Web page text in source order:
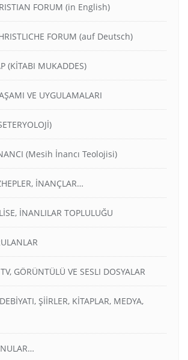
FORUM (in English)
FORUM (auf Deutsch)
(KİTABI MUKADDES)
VE UYGULAMALARI
(Mesih İnancı Teolojisi)
İNANÇLAR…
İNANLILAR TOPLULUĞU
GÖRÜNTÜLÜ VE SESLI DOSYALAR
ŞİİRLER, KİTAPLAR, MEDYA,